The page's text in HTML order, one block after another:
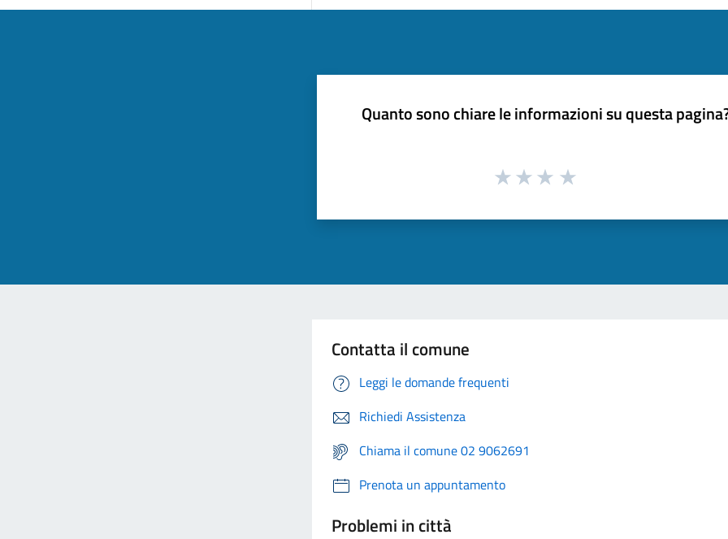
Quanto sono chiare le informazioni su questa
Contatta il comune
Leggi le domande frequenti
Richiedi Assistenza
Chiama il comune 02 9062691
Prenota un appuntamento
Problemi in città